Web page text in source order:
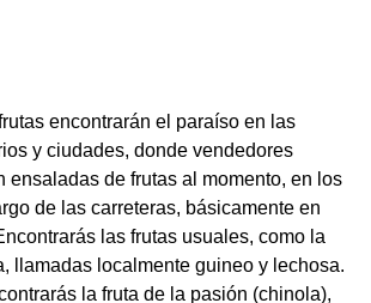
encontrarán el paraíso en las
y ciudades, donde vendedores
ensaladas de frutas al momento, en los
de las carreteras, básicamente en
las frutas usuales, como la
llamadas localmente guineo y lechosa.
la fruta de la pasión (chinola),